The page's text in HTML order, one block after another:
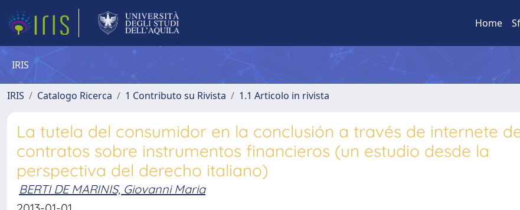
Home
IRIS
IRIS Catalogo Ricerca 1 Contributo su Rivista 1.1 Articolo in rivista
La tutela del consumidor en la conclusión a través de internete
contratos sobre instrumentos financieros (un estudio desde la
perspectiva del derecho italiano)
BERTI DE MARINIS, Giovanni Maria